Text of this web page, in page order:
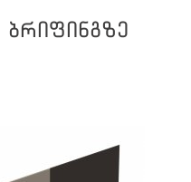
ბრიფინგზე